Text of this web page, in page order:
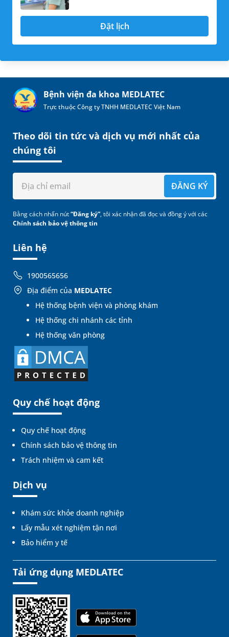
Đặt lịch
Bệnh viện đa khoa MEDLATEC
Trực thuộc Công ty TNHH MEDLATEC Việt Nam
Liên hệ
1900565656
Địa điểm của MEDLATEC
Hệ thống bệnh viện và phòng khám
Hệ thống chi nhánh các tỉnh
Hệ thống văn phòng
Quy chế hoạt động
Quy chế hoạt động
Chính sách bảo vệ thông tin
Trách nhiệm và cam kết
Dịch vụ
Khám sức khỏe doanh nghiệp
Lấy mẫu xét nghiệm tận nơi
Bảo hiểm y tế
Theo dõi tin tức và dịch vụ mới nhất của
chúng tôi
ĐĂNG KÝ
Bằng cách nhấn nút“Đăng ký”, tôi xác nhận đã đọc và đồng ý với các
Chính sách bảo vệ thông tin
Tải ứng dụng MEDLATEC